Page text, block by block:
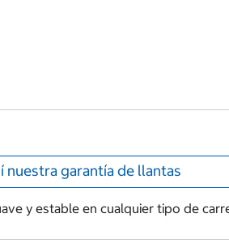
nuestra garantía de llantas
y estable en cualquier tipo de